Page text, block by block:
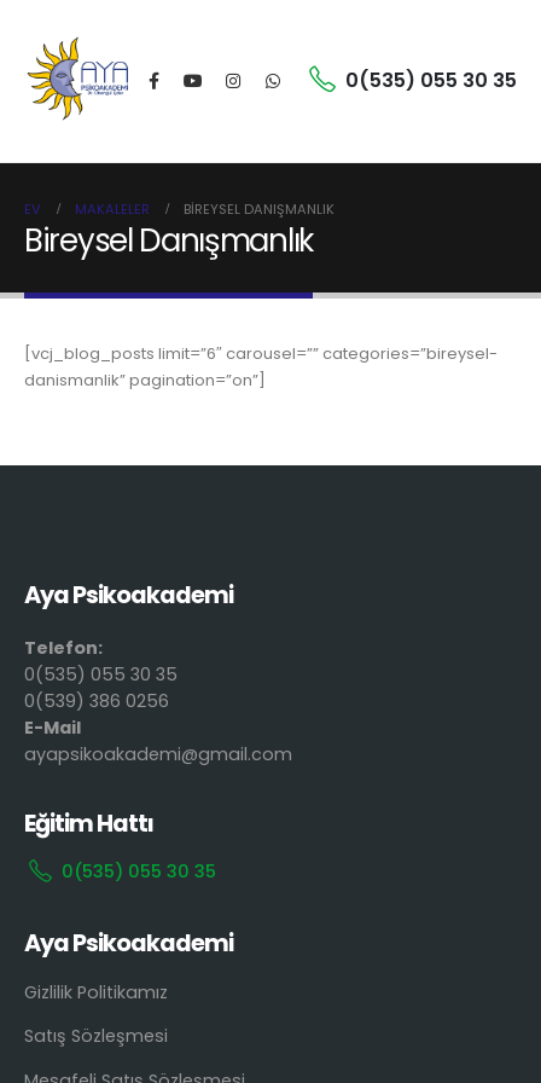
0(535) 055 30 35
EV MAKALELER BIREYSEL DANIŞMANLIK
Bireysel Danışmanlık
[vcj_blog_posts limit=”6″ carousel=”” categories=”bireysel-
danismanlik” pagination=”on”]
Aya Psikoakademi
Telefon:
0(535) 055 30 35
0(539) 386 0256
E-Mail
ayapsikoakademi@gmail.com
Eğitim Hattı
0(535) 055 30 35
Aya Psikoakademi
Gizlilik Politikamız
Satış Sözleşmesi